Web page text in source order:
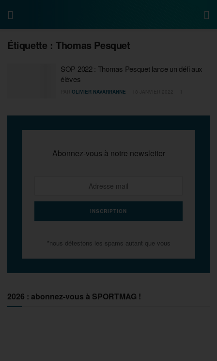
Étiquette :Thomas Pesquet
SOP 2022 : Thomas Pesquet lance un défi aux
élèves
OLIVIER NAVARRANNE
Abonnez-vous à notre newsletter
*nous détestons les spams autant que vous
2026 : abonnez-vous à SPORTMAG !